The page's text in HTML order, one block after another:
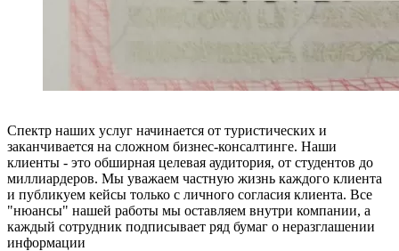
Спектр наших услуг начинается от туристических и
заканчивается на сложном бизнес-консалтинге. Наши
клиенты - это обширная целевая аудитория, от студентов до
миллиардеров. Мы уважаем частную жизнь каждого клиента
и публикуем кейсы только с личного согласия клиента. Все
"нюансы" нашей работы мы оставляем внутри компании, а
каждый сотрудник подписывает ряд бумаг о неразглашении
информации